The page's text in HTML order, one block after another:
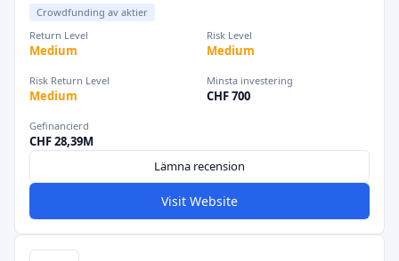
Crowdfunding av aktier
Return Level
Medium
Risk Level
Medium
Risk Return Level
Medium
Minsta investering
CHF 700
Gefinancierd
CHF 28,39M
Lämna recension
Visit Website